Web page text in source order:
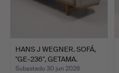
HANS J WEGNER. SOFÁ,
"GE-236", GETAMA.
Subastado 30 jun 2026